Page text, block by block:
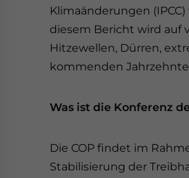
Klimaänderungen
diesem Bericht wird auf
Hitzewellen, Dürren,
kommenden
Was ist die Konferenz
Die COP findet im
Stabilisierung der